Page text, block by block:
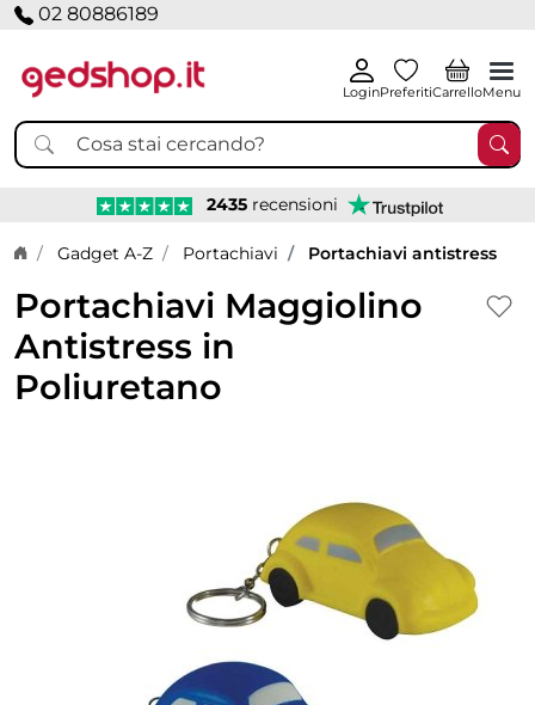
02 80886189
LoginPreferitiCarrelloMenu
2435 recensioni
Home page
Gadget A-Z Portachiavi Portachiavi antistress
Portachiavi Maggiolino
Antistress in
Poliuretano